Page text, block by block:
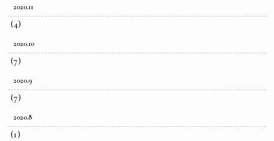
2020.11
(4)
2020.10
(7)
2020.9
(7)
2020.8
(1)